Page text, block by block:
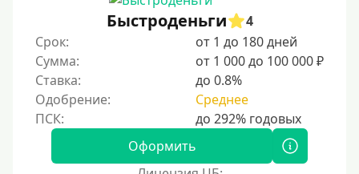
Для иностранных граждан Узбекистана
Для граждан СНГ
Сумма (рублей)
100 руб
300 руб
Быстроденьги
4
Срок:
от 1 до 180 дней
Сумма:
от 1 000 до 100 000 ₽
Ставка:
до 0.8%
Одобрение:
Среднее
Оформить